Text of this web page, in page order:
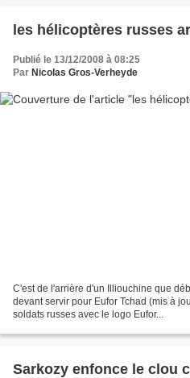
les hélicoptères russes
Publié le 13/12/2008 à 08:25
Par Nicolas Gros-Verheyde
C'est de l'arrière d'un Illiouchine que
devant servir pour Eufor Tchad (mis à
soldats russes avec le logo Eufor...
Sarkozy enfonce le clou